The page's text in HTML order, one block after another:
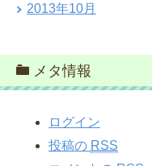
2013年10月
メタ情報
ログイン
投稿の RSS